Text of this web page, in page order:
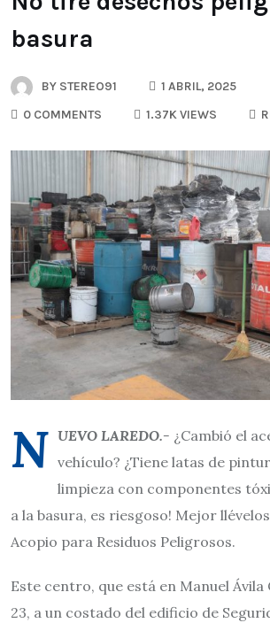
basura
BY STEREO91
1 ABRIL, 2025
0 COMMENTS
1.37K VIEWS
N UEVO LAREDO.- ¿Cambió el
vehículo? ¿Tiene latas de
limpieza con componentes
a la basura, es riesgoso! Mejor
Acopio para Residuos Peligrosos.
Este centro, que está en Manuel Ávila
23, a un costado del edificio de